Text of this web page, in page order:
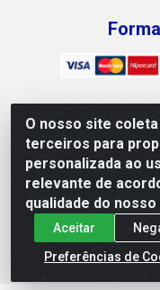
O nosso site
terceiros para
personalizada ao
relevante de
qualidade do
Aceitar
Preferências de
Mix Alimentos LTDA -
02, S/N - Plano